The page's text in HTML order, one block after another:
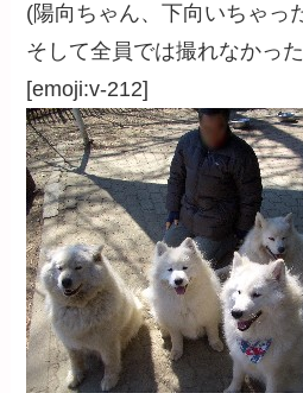
(陽向ちゃん、下向いちゃっ
そして全員では撮れなかっ
[emoji:v-212]